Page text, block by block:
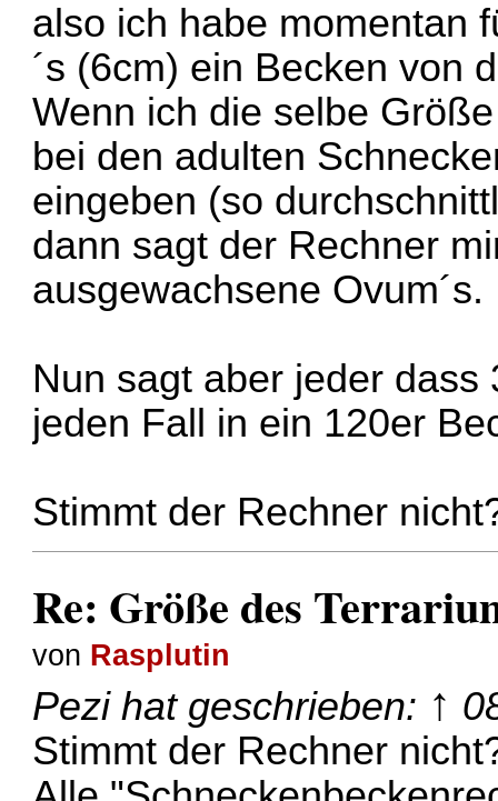
also ich habe momentan
´s (6cm) ein Becken von
Wenn ich die selbe
bei den adulten
eingeben (so
dann sagt der Rechner
ausgewachsene Ovum´s.
Nun sagt aber jeder dass
jeden Fall in ein 120er
Stimmt der Rechner
Re: Größe des
von Rasplutin
Pezihat geschrieben: ↑
Stimmt der Rechner